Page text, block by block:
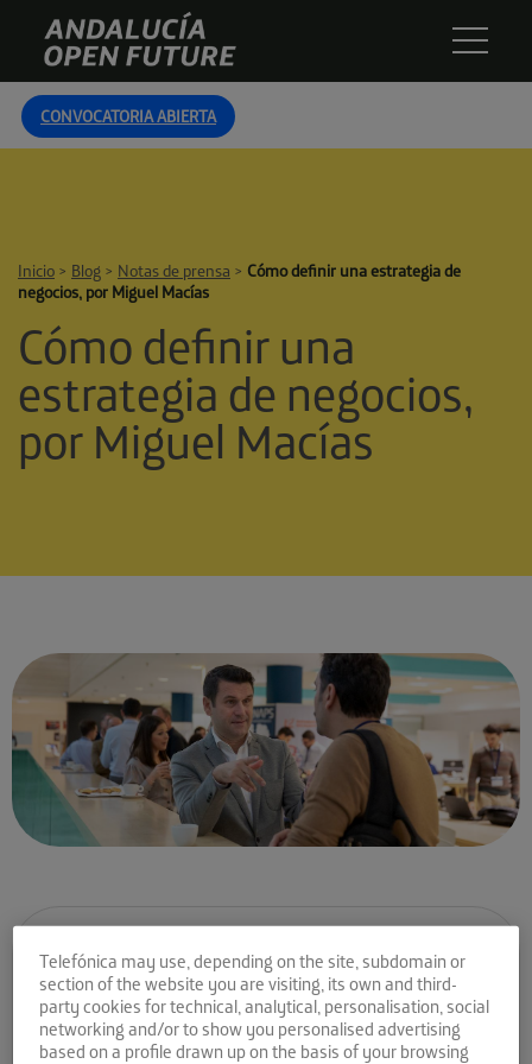
content
Andalucía
Open
Future
CONVOCATORIA ABIERTA
Inicio > Blog > Notas de prensa > Cómo definir una estrategia de
negocios, por Miguel Macías
Cómo definir una
estrategia de negocios,
por Miguel Macías
Cómo definir una
estrategia de negocios,
Telefónica may use, depending on the site, subdomain or
section of the website you are visiting, its own and third-
party cookies for technical, analytical, personalisation, social
networking and/or to show you personalised advertising
based on a profile drawn up on the basis of your browsing